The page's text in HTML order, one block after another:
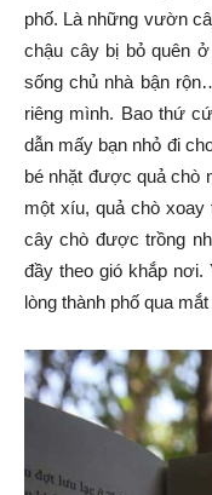
phố. Là những vườn
chậu cây bị bỏ quên
sống chủ nhà bận
riêng mình. Bao thứ
dẫn mấy bạn nhỏ đi
bé nhặt được quả chò
một xíu, quả chò
cây chò được trồng
đầy theo gió khắp
lòng thành phố qua